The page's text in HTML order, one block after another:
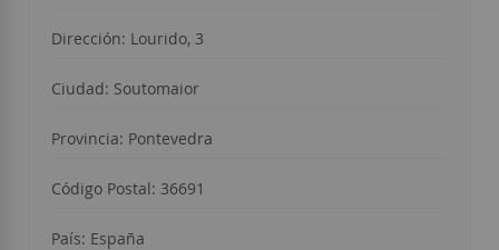
Dirección: Lourido, 3
Ciudad: Soutomaior
Provincia: Pontevedra
Código Postal: 36691
País: España